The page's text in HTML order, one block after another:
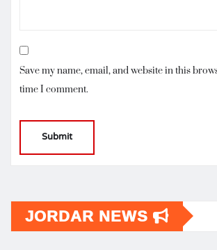
Save my name, email, and website in this
time I comment.
JORDAR NEWS